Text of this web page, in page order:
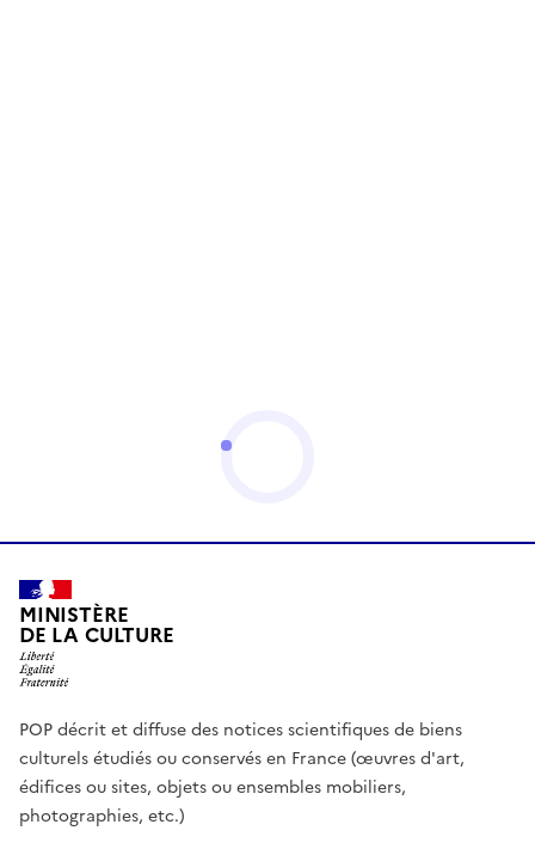
MINISTÈRE
DE LA CULTURE
POP décrit et diffuse des notices scientifiques de biens
culturels étudiés ou conservés en France (œuvres d'art,
édifices ou sites, objets ou ensembles mobiliers,
photographies, etc.)